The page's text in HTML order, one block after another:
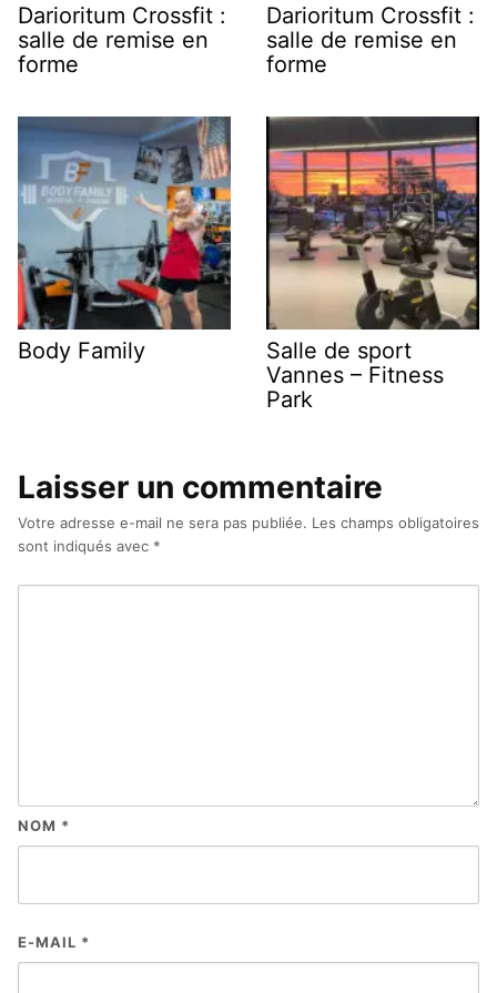
Darioritum Crossfit :
salle de remise en
forme
Darioritum Crossfit :
salle de remise en
forme
Body Family
Salle de sport
Vannes – Fitness
Park
Laisser un commentaire
Votre adresse e-mail ne sera pas publiée. Les champs obligatoires
sont indiqués avec *
NOM *
E-MAIL *